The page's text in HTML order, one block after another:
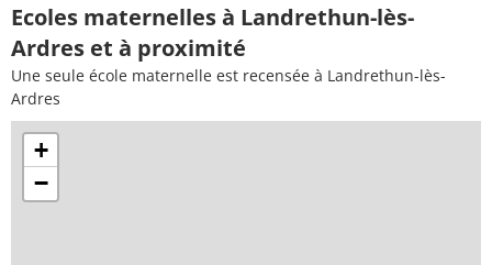
Ecoles maternelles à Landrethun-lès-
Ardres et à proximité
Une seule école maternelle est recensée à Landrethun-lès-
Ardres
+
−